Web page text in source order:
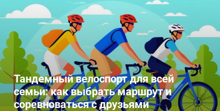
Тандемный велоспорт для всей
семьи: как выбрать маршрут и
соревноваться с друзьями